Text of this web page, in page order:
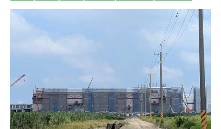
年起陸續裝機、測試。南科嘉義園區二期 今年廠商開始進
駐南科嘉義園區二期位於嘉義縣太保市，面積89.58公頃，
現為台糖農地，預計導入先進封裝、AI、6G網路、量子技
術等新興科技。其西側為嘉義園區一期，已有台積電兩座
CoWoS先進封裝廠進駐，將在今年量產。行政院於2024
年核定二期基地，根據南科管理局資料，二期和一期園區
合計共將帶來9200個工作機會、3100億元產值。國科會代
表指，嘉義園區是台灣半導體先進封裝重要基地，也是未
來高效能運算、AI晶片的戰略核心。環境部昨日召開第45
次環評大